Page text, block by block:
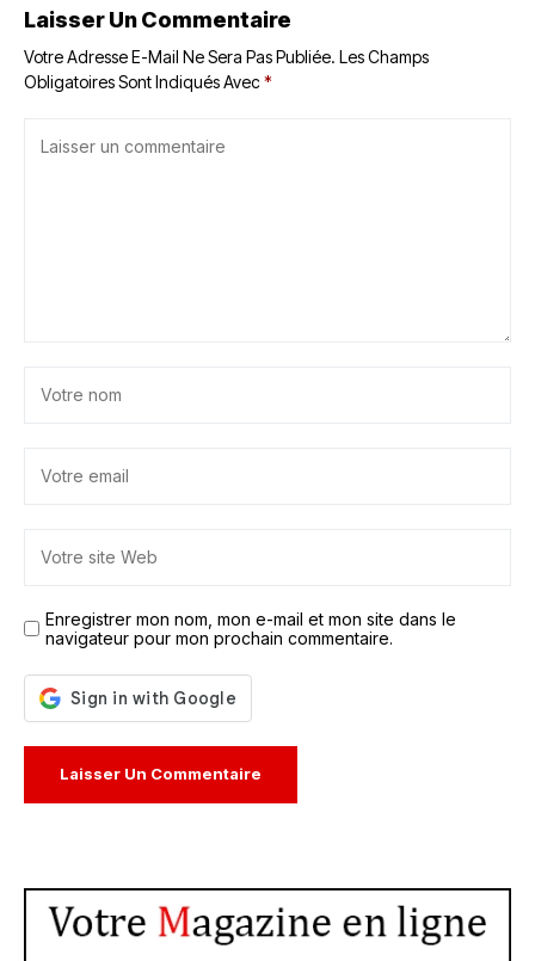
Laisser Un Commentaire
Votre Adresse E-Mail Ne Sera Pas Publiée. Les Champs
Obligatoires Sont Indiqués Avec*
Enregistrer mon nom, mon e-mail et mon site dans le
navigateur pour mon prochain commentaire.